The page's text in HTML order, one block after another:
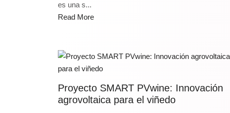
es una s...
Read More
Proyecto SMART PVwine: Innovación
agrovoltaica para el viñedo